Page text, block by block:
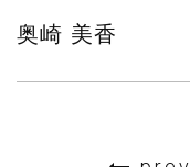
奥崎 美香